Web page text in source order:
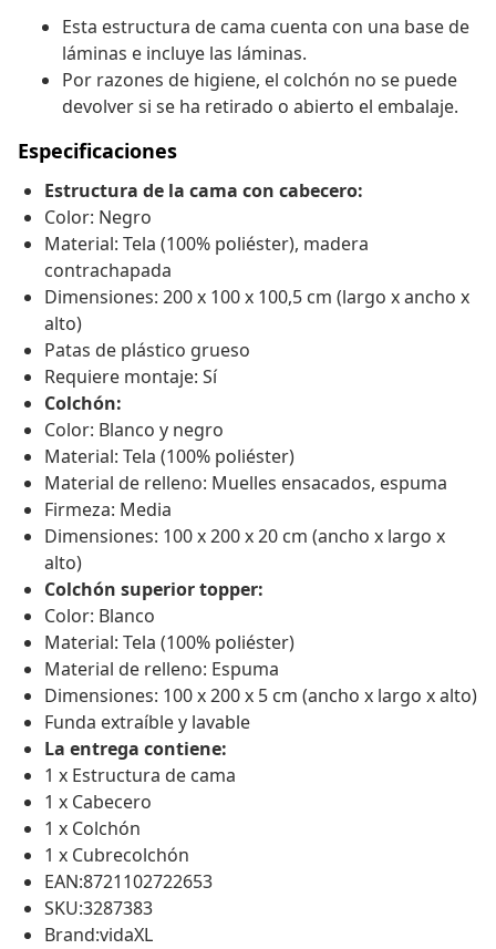
Esta estructura de cama cuenta con una base de
láminas e incluye las láminas.
Por razones de higiene, el colchón no se puede
devolver si se ha retirado o abierto el embalaje.
Especificaciones
Estructura de la cama con cabecero:
Color: Negro
Material: Tela (100% poliéster), madera
contrachapada
Dimensiones: 200 x 100 x 100,5 cm (largo x ancho x
alto)
Patas de plástico grueso
Requiere montaje: Sí
Colchón:
Color: Blanco y negro
Material: Tela (100% poliéster)
Material de relleno: Muelles ensacados, espuma
Firmeza: Media
Dimensiones: 100 x 200 x 20 cm (ancho x largo x
alto)
Colchón superior topper:
Color: Blanco
Material: Tela (100% poliéster)
Material de relleno: Espuma
Dimensiones: 100 x 200 x 5 cm (ancho x largo x alto)
Funda extraíble y lavable
La entrega contiene:
1 x Estructura de cama
1 x Cabecero
1 x Colchón
1 x Cubrecolchón
EAN:8721102722653
SKU:3287383
Brand:vidaXL